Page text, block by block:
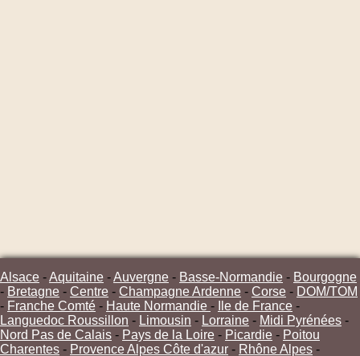
Alsace -Aquitaine -Auvergne - Basse-Normandie - Bourgogne
- Bretagne - Centre - Champagne Ardenne - Corse - DOM/TOM
- Franche Comté - Haute Normandie - Ile de France -
Languedoc Roussillon - Limousin - Lorraine - Midi Pyrénées -
Nord Pas de Calais - Pays de la Loire - Picardie - Poitou
Charentes - Provence Alpes Côte d'azur - Rhône Alpes -